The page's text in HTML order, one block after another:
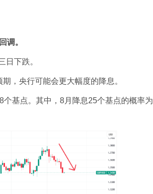
调。
日下跌。
，央行可能会更大幅度的降息。
基点。其中，8月降息25个基点的概率为